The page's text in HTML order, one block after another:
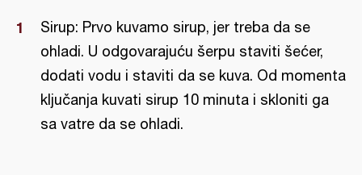
Sirup: Prvo kuvamo sirup, jer treba da se
ohladi. U odgovarajuću šerpu staviti šećer,
dodati vodu i staviti da se kuva. Od momenta
ključanja kuvati sirup 10 minuta i skloniti ga
sa vatre da se ohladi.